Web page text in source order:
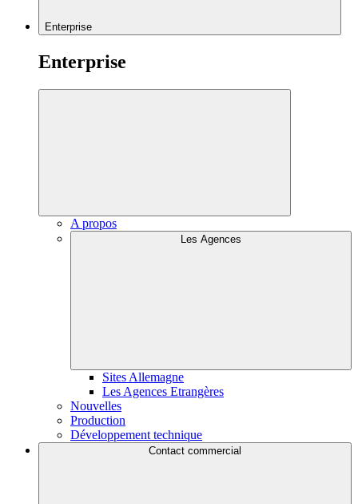
Enterprise
Enterprise
A propos
Les Agences
Sites Allemagne
Les Agences Etrangères
Nouvelles
Production
Développement technique
Contact commercial